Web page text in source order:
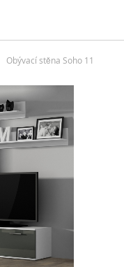
Obývací stěna Soho 11